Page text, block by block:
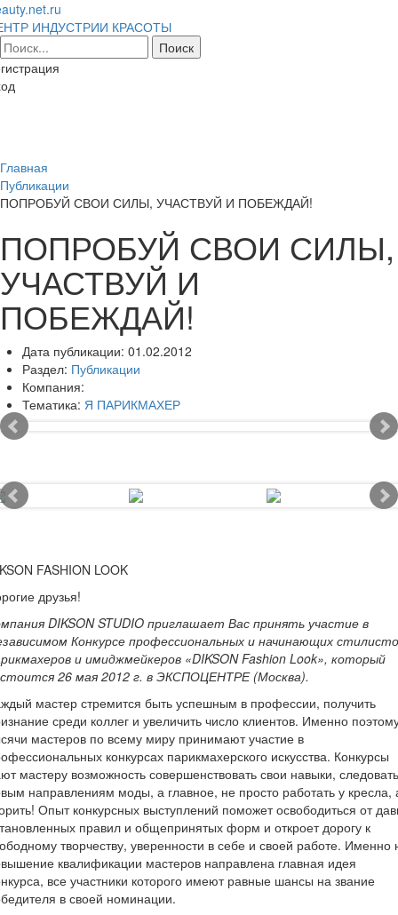
ИНДУСТРИИ КРАСОТЫ
Главная
Публикации
ПОПРОБУЙ СВОИ СИЛЫ, УЧАСТВУЙ И ПОБЕЖДАЙ!
ПОПРОБУЙ СВОИ СИЛЫ,
УЧАСТВУЙ И
ПОБЕЖДАЙ!
Дата публикации: 01.02.2012
Раздел: Публикации
Компания:
Тематика: Я ПАРИКМАХЕР
FASHION LOOK
друзья!
DIKSON STUDIO приглашает Вас принять участие в
Конкурсе профессиональных и начинающих
и имиджмейкеров «DIKSON Fashion Look», который
26 мая 2012 г. в ЭКСПОЦЕНТРЕ (Москва).
мастер стремится быть успешным в профессии, получить
среди коллег и увеличить число клиентов. Именно
мастеров по всему миру принимают участие в
конкурсах парикмахерского искусства. Конкурсы
мастеру возможность совершенствовать свои навыки, следовать
направлениям моды, а главное, не просто работать у кресла,
Опыт конкурсных выступлений поможет освободиться от
правил и общепринятых форм и откроет дорогу к
творчеству, уверенности в себе и своей работе. Именно
квалификации мастеров направлена главная идея
все участники которого имеют равные шансы на звание
в своей номинации.